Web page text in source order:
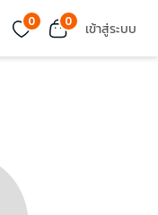
0 0 เข้าสู่ระบบ